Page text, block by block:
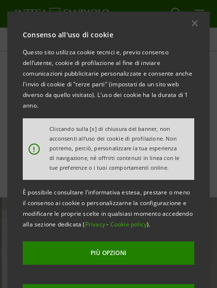
Consenso all'uso di cookie
Questo sito utilizza cookie tecnici e, previo consenso
dell’utente, cookie di profilazione al fine di inviare
comunicazioni pubblicitarie personalizzate e consente anche
l'invio di cookie di "terze parti" (impostati da un sito web
diverso da quello visitato). L'uso dei cookie ha la durata di 1
anno.
!
Cliccando sulla [x] di chiusura del banner, non
acconsenti all’uso dei cookie di profilazione. Non
potremo, perciò, personalizzare la tua esperienza
di navigazione, né offrirti contenuti in linea con le
tue preferenze o i tuoi comportamenti online.
È possibile consultare l'informativa estesa, prestare o meno
il consenso ai cookie o personalizzarne la configurazione e
modificare le proprie scelte in qualsiasi momento accedendo
alla sezione dedicata (Privacy- Cookie policy).
PIÙ OPZIONI
Tutte le news
Accordo Comat: un
esempio di finanza a
beneficio di territorio e
ambiente